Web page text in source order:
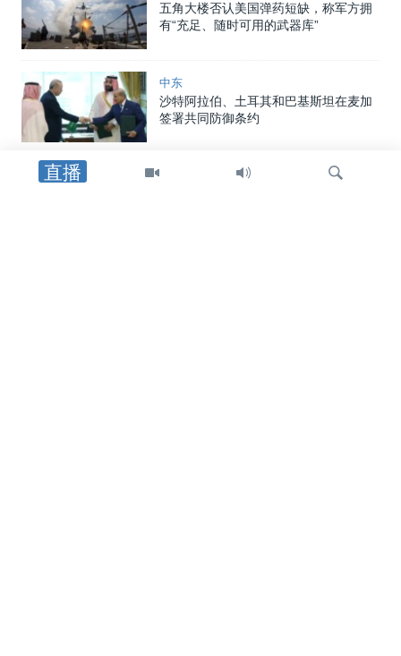
直播
五角大楼否认美国弹药短缺，称军方拥
有“充足、随时可用的武器库”
中东
沙特阿拉伯、土耳其和巴基斯坦在麦加
签署共同防御条约